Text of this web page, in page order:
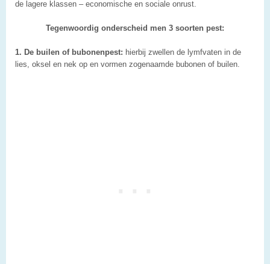
de lagere klassen – economische en sociale onrust.
Tegenwoordig onderscheid men 3 soorten pest:
1. De builen of bubonenpest: hierbij zwellen de lymfvaten in de
lies, oksel en nek op en vormen zogenaamde bubonen of builen.